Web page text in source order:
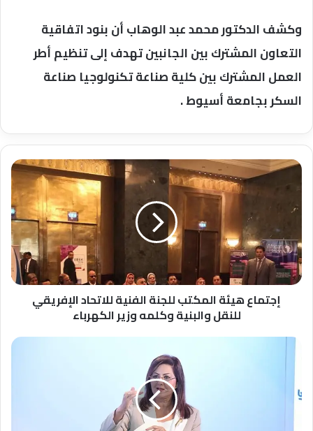
وكشف الدكتور محمد عبد الوهاب أن بنود اتفاقية
التعاون المشترك بين الجانبين تهدف إلى تنظيم أطر
العمل المشترك بين كلية صناعة تكنولوجيا صناعة
السكر بجامعة أسيوط .
إجتماع
المكتب
للجنة
للاتحاد
الإفريقي
للنقل
والبنية
وكلمهإجتماع هيئة المكتب للجنة الفنية للاتحاد الإفريقي
للنقل والبنية وكلمه وزير الكهرباء
هاله
الموقف
التنفيذي